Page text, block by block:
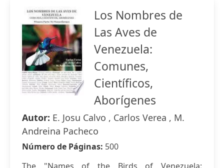
Los Nombres de
Las Aves de
Venezuela:
Comunes,
Científicos,
Aborígenes
Autor: E. Josu Calvo , Carlos Verea , M.
Andreina Pacheco
Número de Páginas: 500